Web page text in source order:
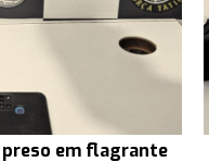
preso em flagrante